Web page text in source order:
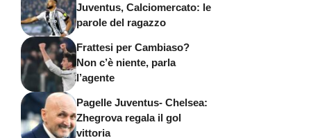
Juventus, Calciomercato: le
parole del ragazzo
Frattesi per Cambiaso?
Non c’è niente, parla
l’agente
Pagelle Juventus- Chelsea:
Zhegrova regala il gol
vittoria